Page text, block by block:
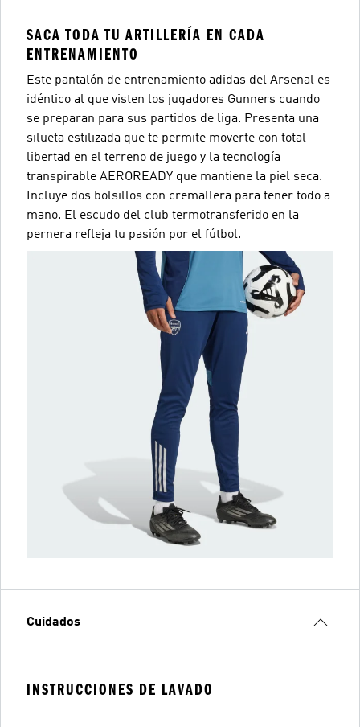
SACA TODA TU ARTILLERÍA EN CADA
ENTRENAMIENTO
Este pantalón de entrenamiento adidas del Arsenal es
idéntico al que visten los jugadores Gunners cuando
se preparan para sus partidos de liga. Presenta una
silueta estilizada que te permite moverte con total
libertad en el terreno de juego y la tecnología
transpirable AEROREADY que mantiene la piel seca.
Incluye dos bolsillos con cremallera para tener todo a
mano. El escudo del club termotransferido en la
pernera refleja tu pasión por el fútbol.
Cuidados
INSTRUCCIONES DE LAVADO